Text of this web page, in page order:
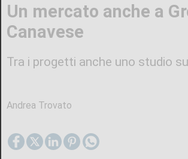
Un mercato anche a
Canavese
Tra i progetti anche uno studio
Andrea Trovato